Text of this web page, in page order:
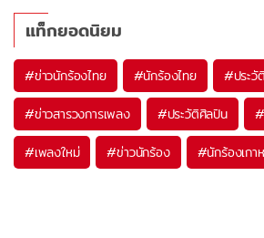
แท็กยอดนิยม
#ข่าวนักร้องไทย #นักร้องไทย #ประ
#ข่าวสารวงการเพลง #ประวัติศิลปิน #
#เพลงใหม่ #ข่าวนักร้อง #นักร้องเกา